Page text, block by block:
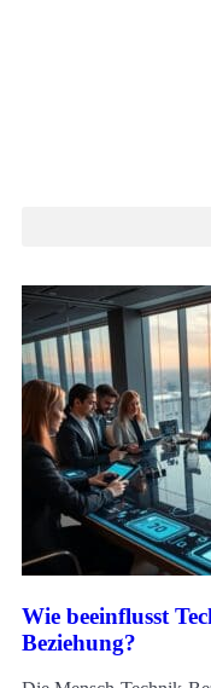
Wie beeinflusst
Beziehung?